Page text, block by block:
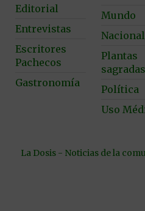
Editorial
Entrevistas
Escritores
Pachecos
Gastronomía
Mundo
Nacional
Plantas
sagradas
Política
Uso
La Dosis - Noticias de la